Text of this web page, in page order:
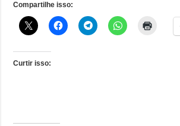
Compartilhe isso:
Curtir isso: